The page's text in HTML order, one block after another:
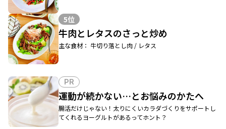
5位
牛肉とレタスのさっと炒め
主な食材： 牛切り落とし肉 / レタス
PR
運動が続かない…とお悩みのかたへ
腸活だけじゃない！太りにくいカラダづくりをサポートし
てくれるヨーグルトがあるってホント？